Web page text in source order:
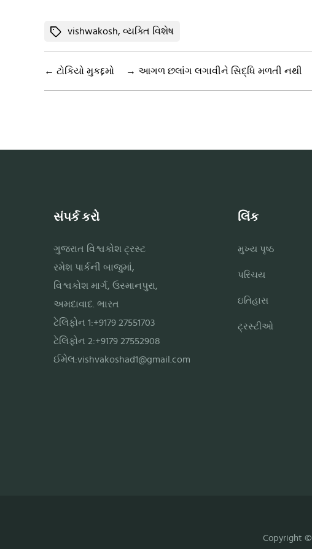
Tagsvishwakosh, વ્યક્તિ વિશેષ
← ટોકિયો મુકદ્દમો → આગળ છલાંગ લગાવીને સિદ્ધિ મળતી નથી
સંપર્ક કરો
ગુજરાત વિશ્વકોશ ટ્રસ્ટ
રમેશ પાર્કની બાજુમાં,
વિશ્વકોશ માર્ગ, ઉસ્માનપુરા,
અમદાવાદ. ભારત
ટેલિફોન 1:+9179 27551703
ટેલિફોન 2:+9179 27552908
ઈમેલ:vishvakoshad1@gmail.com
લિંક
મુખ્ય પૃષ્ઠ
પરિચય
ઇતિહાસ
ટ્રસ્ટીઓ
Copyright ©